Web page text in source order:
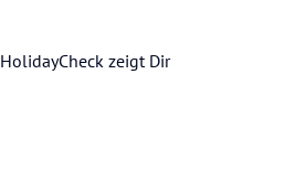
zeigt Dir